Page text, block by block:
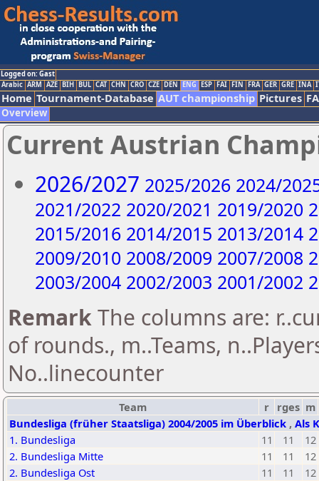
Logged on: Gast
Arabic ARM AZE BIH BUL CAT CHN CRO CZE DEN ENG ESP FAI FIN FRA GER GRE INA
Home Tournament-Database AUT championship Pictures
Overview
Current Austrian
2026/2027 2025/2026 2024/
2021/2022 2020/2021 2019/2020
2015/2016 2014/2015 2013/2014
2009/2010 2008/2009 2007/2008
2003/2004 2002/2003 2001/2002
RemarkThe columns are:
of rounds., m..Teams,
No..linecounter
Team r rges m
Bundesliga (früher Staatsliga) 2004/2005 im Überblick , Als
1. Bundesliga
11 11
12
2. Bundesliga Mitte
11 11
12
2. Bundesliga Ost
11 11
12